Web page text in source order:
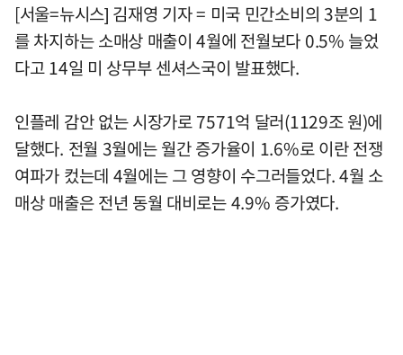
[서울=뉴시스] 김재영 기자 = 미국 민간소비의 3분의 1
를 차지하는 소매상 매출이 4월에 전월보다 0.5% 늘었
다고 14일 미 상무부 센셔스국이 발표했다.
인플레 감안 없는 시장가로 7571억 달러(1129조 원)에
달했다. 전월 3월에는 월간 증가율이 1.6%로 이란 전쟁
여파가 컸는데 4월에는 그 영향이 수그러들었다. 4월 소
매상 매출은 전년 동월 대비로는 4.9% 증가였다.